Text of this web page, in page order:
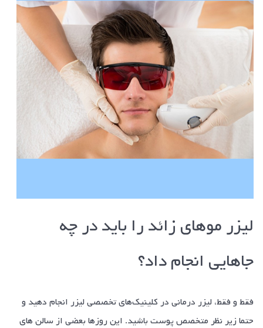
لیزر مو‌های زائد را باید در چه
جا‌هایی انجام داد؟
فقط و فقط، لیزر درمانی در کلینیک‌های تخصصی لیزر انجام دهید و
حتما زیر نظر متخصص پوست باشید. این روز‌ها بعضی از سالن های